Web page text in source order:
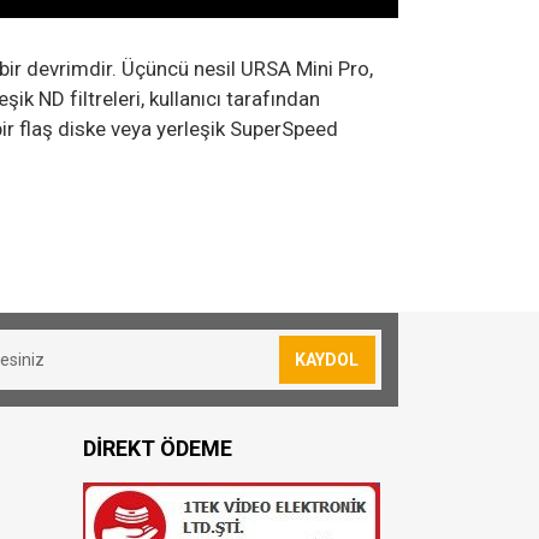
devrimdir. Üçüncü nesil URSA Mini Pro,
ND filtreleri, kullanıcı tarafından
flaş diske veya yerleşik SuperSpeed
siparişler için 30₺ kargo ücreti
olduğunuz konuma göre
teslim edilmektedir
KAYDOL
DİREKT ÖDEME